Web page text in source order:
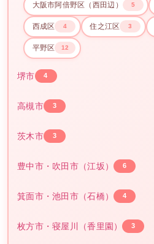
大阪市阿倍野区（西田辺） 5
西成区 4 住之江区 3
平野区 12
堺市 4
高槻市 3
茨木市 3
豊中市・吹田市（江坂） 6
箕面市・池田市（石橋） 4
枚方市・寝屋川（香里園） 3